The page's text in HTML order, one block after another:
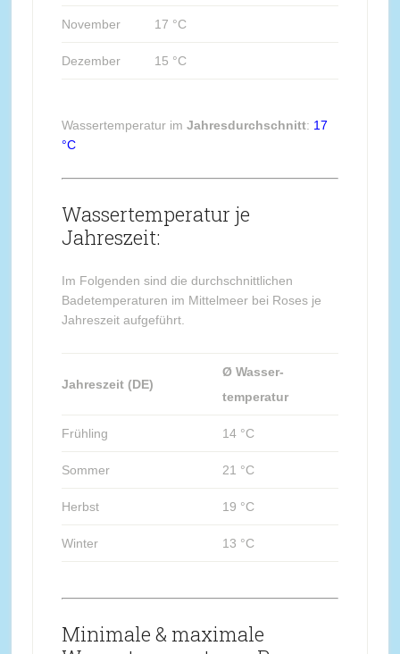
November 17 °C
Dezember 15 °C
Wassertemperatur im Jahresdurchschnitt: 17
°C
Wassertemperatur je
Jahreszeit:
Im Folgenden sind die durchschnittlichen
Badetemperaturen im Mittelmeer bei Roses je
Jahreszeit aufgeführt.
Jahreszeit (DE)
Ø Wasser-
temperatur
Frühling 14 °C
Sommer 21 °C
Herbst 19 °C
Winter 13 °C
Minimale & maximale